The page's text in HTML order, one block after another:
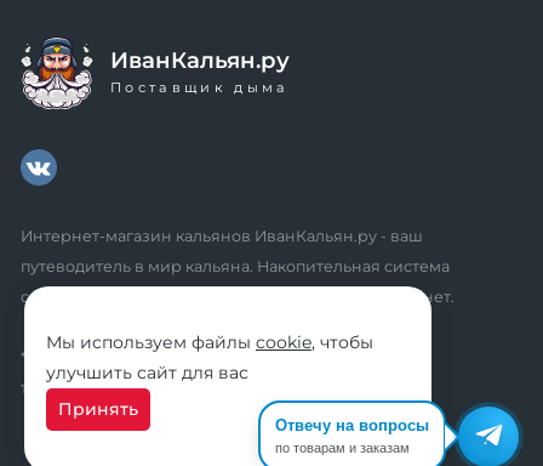
Мы используем файлы cookie, чтобы
улучшить сайт для вас
Принять
ИванКальян.ру
Поставщик дыма
Интернет-магазин кальянов ИванКальян.ру - ваш
путеводитель в мир кальяна. Накопительная система
скидок, промокоды, акции. Удобный личный кабинет.
* мы не осуществляем дистанционную продажу
табачной продукции розничным клиентам
Отвечу на вопросы
по товарам и заказам